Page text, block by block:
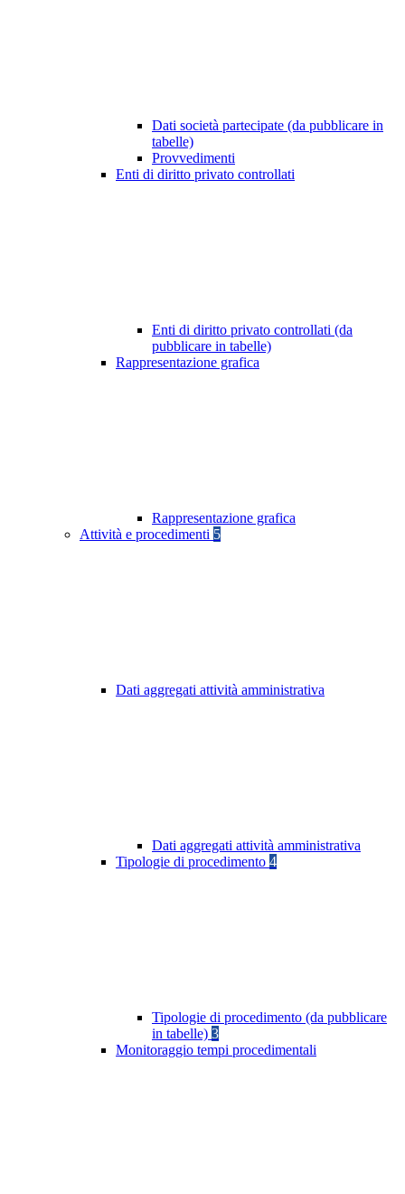
Dati società partecipate (da pubblicare in
tabelle)
Provvedimenti
Enti di diritto privato controllati
Enti di diritto privato controllati (da
pubblicare in tabelle)
Rappresentazione grafica
Rappresentazione grafica
Attività e procedimenti 5
Dati aggregati attività amministrativa
Dati aggregati attività amministrativa
Tipologie di procedimento 4
Tipologie di procedimento (da pubblicare
in tabelle) 3
Monitoraggio tempi procedimentali